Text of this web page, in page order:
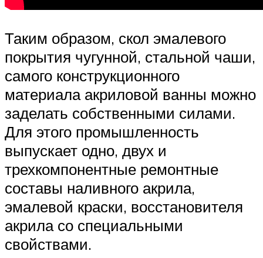
Таким образом, скол эмалевого
покрытия чугунной, стальной чаши,
самого конструкционного
материала акриловой ванны можно
заделать собственными силами.
Для этого промышленность
выпускает одно, двух и
трехкомпонентные ремонтные
составы наливного акрила,
эмалевой краски, восстановителя
акрила со специальными
свойствами.